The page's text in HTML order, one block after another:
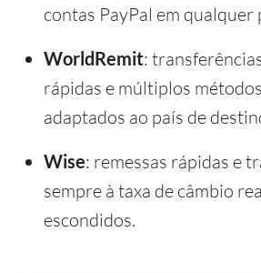
contas PayPal em
WorldRemit:
rápidas e múltiplos
adaptados ao país de
Wise: remessas rápidas e
sempre à taxa de câmbio
escondidos.